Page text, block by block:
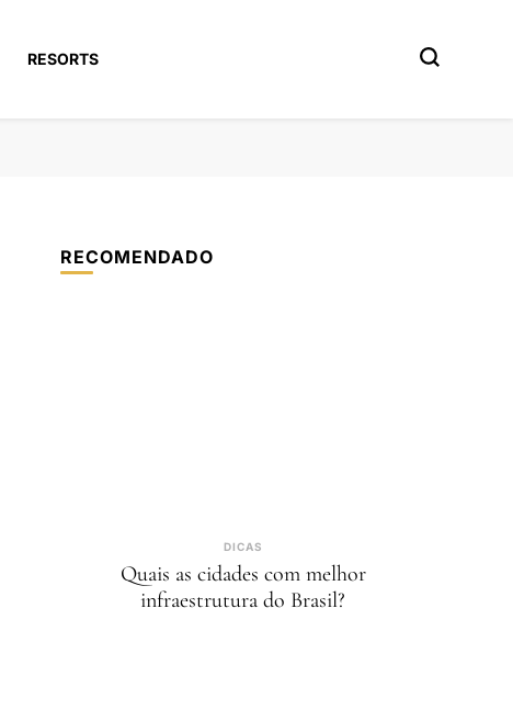
RESORTS
RECOMENDADO
DICAS
Quais as cidades com melhor
infraestrutura do Brasil?